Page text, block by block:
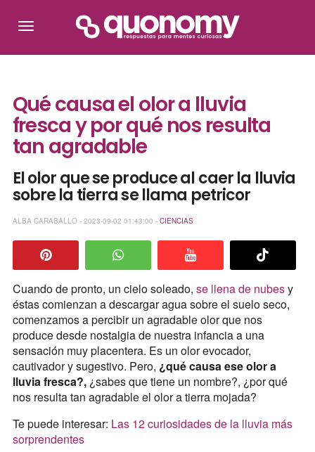
Qué causa el olor a lluvia
fresca y por qué nos resulta
tan agradable
El olor que se produce al caer la lluvia
sobre la tierra se llama petricor
ALBA CARABALLO - 2023-09-02 01:43:00 - CIENCIAS
Cuando de pronto, un cielo soleado, se llena de nubesy
éstas comienzan a descargar agua sobre el suelo seco,
comenzamos a percibir un agradable olor que nos
produce desde nostalgia de nuestra infancia a una
sensación muy placentera. Es un olor evocador,
cautivador y sugestivo. Pero, ¿qué causa ese olor a
lluvia fresca?,¿sabes que tiene un nombre?, ¿por qué
nos resulta tan agradable el olor a tierra mojada?
Te puede interesar: Las 12 curiosidades de la lluvia más
sorprendentes